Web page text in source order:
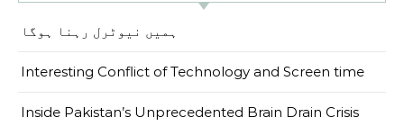
ہمیں نیوٹرل رہنا ہوگا
Interesting Conflict of Technology and Screen time
Inside Pakistan’s Unprecedented Brain Drain Crisis